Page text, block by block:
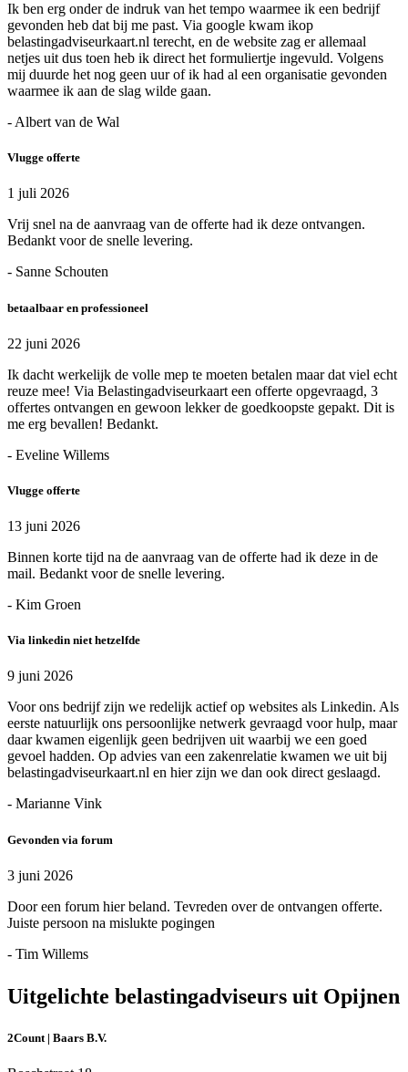
Ik ben erg onder de indruk van het tempo waarmee ik een bedrijf
gevonden heb dat bij me past. Via google kwam ikop
belastingadviseurkaart.nl terecht, en de website zag er allemaal
netjes uit dus toen heb ik direct het formuliertje ingevuld. Volgens
mij duurde het nog geen uur of ik had al een organisatie gevonden
waarmee ik aan de slag wilde gaan.
- Albert van de Wal
Vlugge offerte
1 juli 2026
Vrij snel na de aanvraag van de offerte had ik deze ontvangen.
Bedankt voor de snelle levering.
- Sanne Schouten
betaalbaar en professioneel
22 juni 2026
Ik dacht werkelijk de volle mep te moeten betalen maar dat viel echt
reuze mee! Via Belastingadviseurkaart een offerte opgevraagd, 3
offertes ontvangen en gewoon lekker de goedkoopste gepakt. Dit is
me erg bevallen! Bedankt.
- Eveline Willems
Vlugge offerte
13 juni 2026
Binnen korte tijd na de aanvraag van de offerte had ik deze in de
mail. Bedankt voor de snelle levering.
- Kim Groen
Via linkedin niet hetzelfde
9 juni 2026
Voor ons bedrijf zijn we redelijk actief op websites als Linkedin. Als
eerste natuurlijk ons persoonlijke netwerk gevraagd voor hulp, maar
daar kwamen eigenlijk geen bedrijven uit waarbij we een goed
gevoel hadden. Op advies van een zakenrelatie kwamen we uit bij
belastingadviseurkaart.nl en hier zijn we dan ook direct geslaagd.
- Marianne Vink
Gevonden via forum
3 juni 2026
Door een forum hier beland. Tevreden over de ontvangen offerte.
Juiste persoon na mislukte pogingen
- Tim Willems
Uitgelichte belastingadviseurs uit Opijnen
2Count | Baars B.V.